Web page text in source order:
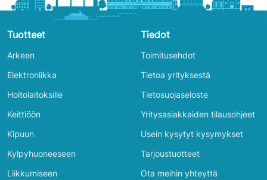
Tuotteet
Arkeen
Elektroniikka
Hoitolaitoksille
Keittiöön
Kipuun
Kylpyhuoneeseen
Liikkumiseen
Tiedot
Toimitusehdot
Tietoa yrityksestä
Tietosuojaseloste
Yritysasiakkaiden tilausohjeet
Usein kysytyt kysymykset
Tarjoustuotteet
Ota meihin yhteyttä